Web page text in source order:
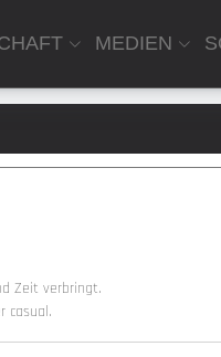
MEDIEN
Zeit verbringt.
casual.